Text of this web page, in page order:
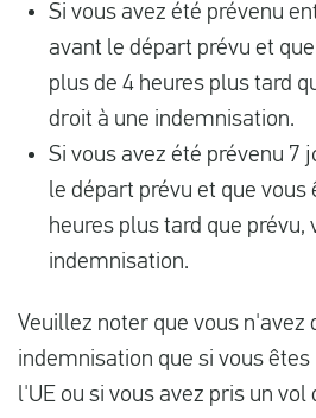
Si vous avez été prévenu
avant le départ prévu et
plus de 4 heures plus tard
droit à une indemnisation.
Si vous avez été prévenu 7
le départ prévu et que vous
heures plus tard que prévu,
indemnisation.
Veuillez noter que vous n'avez
indemnisation que si vous
l'UE ou si vous avez pris un